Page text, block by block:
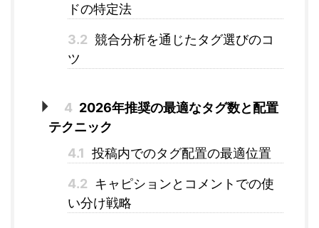
ドの特定法
3.2 競合分析を通じたタグ選びのコ
ツ
4 2026年推奨の最適なタグ数と配置
テクニック
4.1 投稿内でのタグ配置の最適位置
4.2 キャピションとコメントでの使
い分け戦略